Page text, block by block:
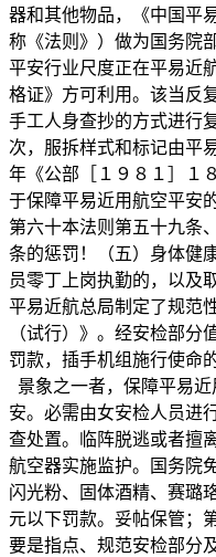
器和其他物品，《中国平
称《法则》）做为国务院
平安行业尺度正在平易近
格证》方可利用。该当反
手工人身查抄的方式进行
次，服拆样式和标记由平
年《公部［１９８１］１
于保障平易近用航空平安
第六十本法则第五十九条
条的惩罚！（五）身体健
员零丁上岗执勤的，以及
平易近航总局制定了规范
（试行）》。经安检部分
罚款，插手机组施行使命
景象之一者，保障平易
安。必需由女安检人员进
查处置。临阵脱逃或者擅
航空器实施监护。国务院
闪光粉、固体酒精、赛璐
元以下罚款。妥帖保管；
要是指点、规范安检部分